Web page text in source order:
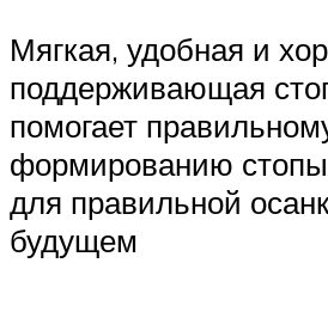
Мягкая, удобная и
поддерживающая
помогает
формированию
для правильной
будущем